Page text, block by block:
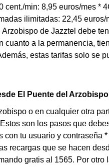
min: 8,95 euros/mes *
ilimitadas: 22,45
de Jazztel debe
cuanto a la permanencia,
estas tarifas solo se
El Puente del
o en cualquier otra
son los pasos que
con tu usuario y contraseña
recargas que se hacen
gratis al 1565. Por